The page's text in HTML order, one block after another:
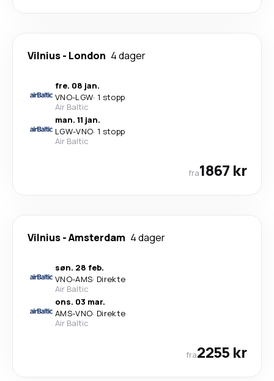
Vilnius- London 4 dager
fre. 08 jan.
VNO-LGW· 1 stopp
Air Baltic
man. 11 jan.
LGW-VNO· 1 stopp
Air Baltic
fra1867 kr
Vilnius-Amsterdam 4 dager
søn. 28 feb.
VNO-AMS· Direkte
Air Baltic
ons. 03 mar.
AMS-VNO· Direkte
Air Baltic
fra2255 kr